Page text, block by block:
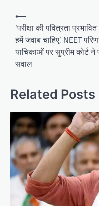
Post
navigation
⟵
‘परीक्षा की पवित्रता
हमें जवाब चाहिए’, NEET
याचिकाओं पर सुप्रीम कोर्ट ने
सवाल
Related Posts